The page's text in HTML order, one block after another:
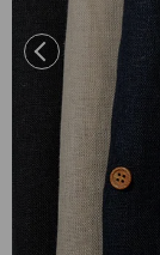
前へ